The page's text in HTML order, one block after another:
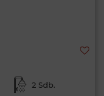
2 Sdb.